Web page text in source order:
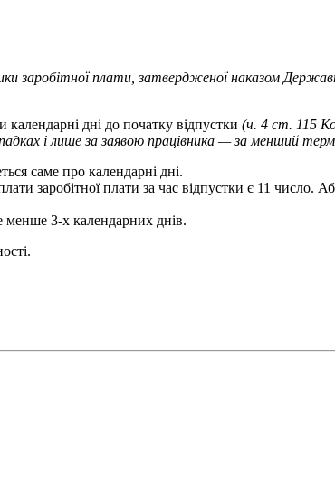
заробітної плати, затвердженої наказом
дні до початку відпустки (ч. 4 ст. 115
і лише за заявою працівника — за менший
саме про календарні дні.
заробітної плати за час відпустки є 11 число.
менше 3-х календарних днів.